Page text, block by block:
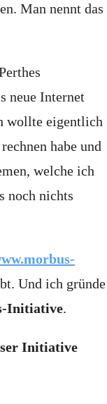
Man nennt das
neue Internet
wollte eigentlich
habe und
welche ich
noch nichts
Und ich gründe
Initiative.
Initiative